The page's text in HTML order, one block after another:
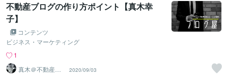
不動産ブログの作り方ポイント【真木幸
子】
コンテンツ
ビジネス・マーケティング
1
真木＠不動産We
bライター
2020/09/03